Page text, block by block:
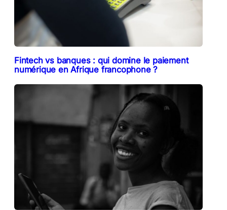
Fintech vs banques : qui domine le paiement
numérique en Afrique francophone ?